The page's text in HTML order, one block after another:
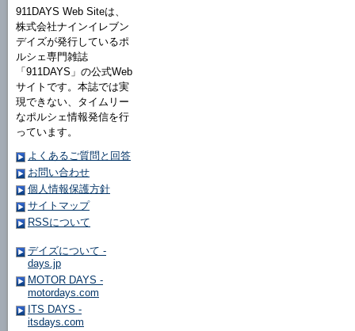
911DAYS Web Siteは、
株式会社ナインイレブン
デイズが発行しているポ
ルシェ専門雑誌
「911DAYS」の公式Web
サイトです。本誌では実
現できない、タイムリー
なポルシェ情報発信を行
っています。
よくあるご質問と回答
お問い合わせ
個人情報保護方針
サイトマップ
RSSについて
デイズについて -
days.jp
MOTOR DAYS -
motordays.com
ITS DAYS -
itsdays.com